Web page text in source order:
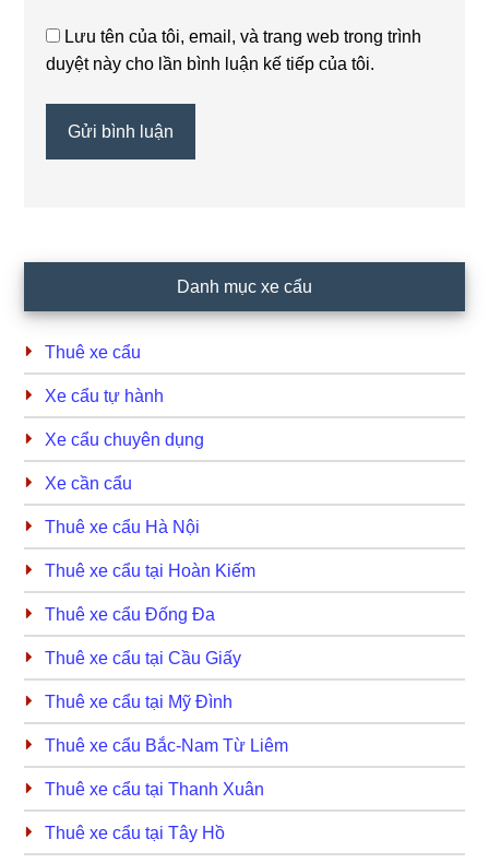
Lưu tên của tôi, email, và trang web trong trình
duyệt này cho lần bình luận kế tiếp của tôi.
Sidebar
Danh mục xe cẩu
Thuê xe cẩu
Xe cẩu tự hành
Xe cẩu chuyên dụng
Xe cần cẩu
Thuê xe cẩu Hà Nội
Thuê xe cẩu tại Hoàn Kiếm
Thuê xe cẩu Đống Đa
Thuê xe cẩu tại Cầu Giấy
Thuê xe cẩu tại Mỹ Đình
Thuê xe cẩu Bắc-Nam Từ Liêm
Thuê xe cẩu tại Thanh Xuân
Thuê xe cẩu tại Tây Hồ